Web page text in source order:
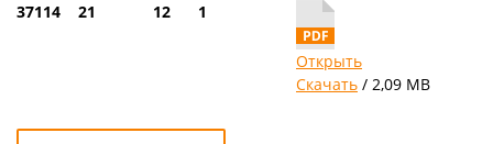
37114
21
12
1
Открыть
Скачать / 2,09 MB